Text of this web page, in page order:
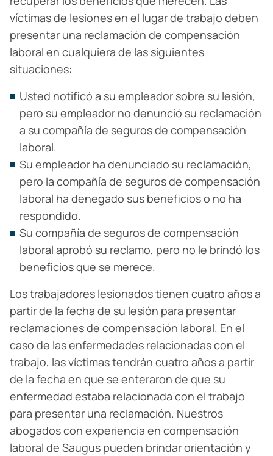
víctimas de lesiones en el lugar de trabajo deben
presentar una reclamación de compensación
laboral en cualquiera de las siguientes
situaciones:
Usted notificó a su empleador sobre su lesión,
pero su empleador no denunció su reclamación
a su compañía de seguros de compensación
laboral.
Su empleador ha denunciado su reclamación,
pero la compañía de seguros de compensación
laboral ha denegado sus beneficios o no ha
respondido.
Su compañía de seguros de compensación
laboral aprobó su reclamo, pero no le brindó los
beneficios que se merece.
Los trabajadores lesionados tienen cuatro años a
partir de la fecha de su lesión para presentar
reclamaciones de compensación laboral. En el
caso de las enfermedades relacionadas con el
trabajo, las víctimas tendrán cuatro años a partir
de la fecha en que se enteraron de que su
enfermedad estaba relacionada con el trabajo
para presentar una reclamación. Nuestros
abogados con experiencia en compensación
laboral de Saugus pueden brindar orientación y